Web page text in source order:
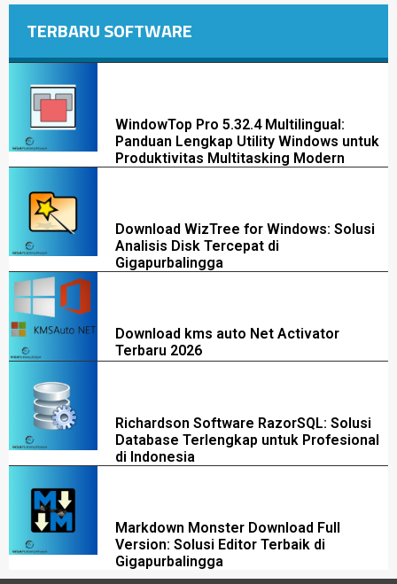
TERBARU SOFTWARE
WindowTop Pro 5.32.4 Multilingual:
Panduan Lengkap Utility Windows untuk
Produktivitas Multitasking Modern
Download WizTree for Windows: Solusi
Analisis Disk Tercepat di
Gigapurbalingga
Download kms auto Net Activator
Terbaru 2026
Richardson Software RazorSQL: Solusi
Database Terlengkap untuk Profesional
di Indonesia
Markdown Monster Download Full
Version: Solusi Editor Terbaik di
Gigapurbalingga